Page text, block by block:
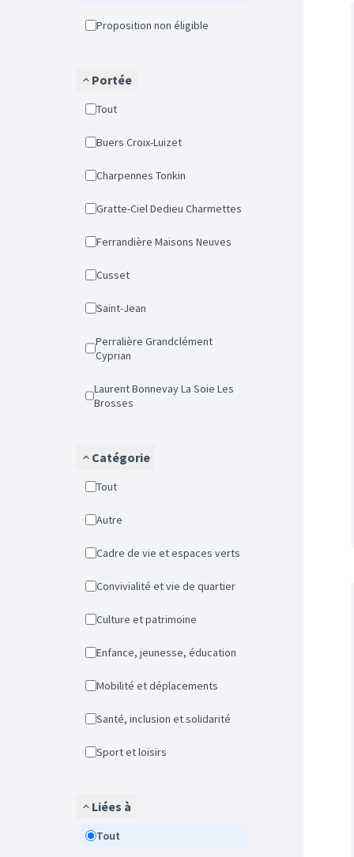
Proposition non éligible
Portée
Tout
Buers Croix-Luizet
Charpennes Tonkin
Gratte-Ciel Dedieu Charmettes
Ferrandière Maisons Neuves
Cusset
Saint-Jean
Perralière Grandclément
Cyprian
Laurent Bonnevay La Soie Les
Brosses
Catégorie
Tout
Autre
Cadre de vie et espaces verts
Convivialité et vie de quartier
Culture et patrimoine
Enfance, jeunesse, éducation
Mobilité et déplacements
Santé, inclusion et solidarité
Sport et loisirs
Liées à
Tout